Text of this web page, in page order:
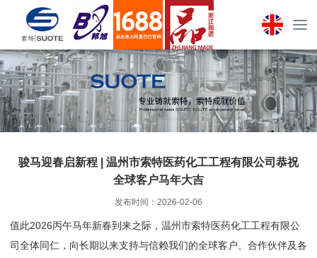
骏马迎春启新程 | 温州市索特医药化工工程有限公司恭祝
全球客户马年大吉
发布时间：2026-02-06
值此2026丙午马年新春到来之际，温州市索特医药化工工程有限公
司全体同仁，向长期以来支持与信赖我们的全球客户、合作伙伴及各